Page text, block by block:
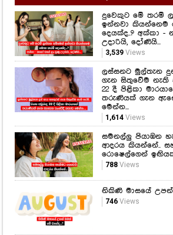
ලස්සනට මුල්තැන
ගැන සිතුවේම නැති
22 දී පිළිකා
තරුණියක් ගැන
මෙන්න...
1,614Views
සමනල්ලු පියාඹන
ආදරය කියන්නේ..
රොෂෙල්ගෙන්
788Views
නිකිණි මාසයේ උපන්
746Views
"ජීවිතේ ලස්සනම
යන්න ලැබුණ එක
වාසනාව..." සැනසීම
ගණනක මතකයත්